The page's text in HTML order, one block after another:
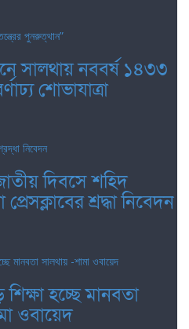
সালথায় নববর্ষ ১৪৩৩
শোভাযাত্রা
দিবসে শহিদ
শ্রদ্ধা নিবেদন
হচ্ছে মানবতা
ওবায়েদ